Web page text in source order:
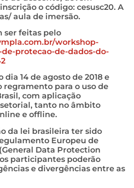
o código: cesusc20. A
aula de imersão.
ser feitas pelo
workshop-
protecao-de-dados-do-
dia 14 de agosto de 2018 e
regramento para o uso de
com aplicação
tanto no âmbito
e offline.
da lei brasileira ter sido
Europeu de
Data Protection
participantes poderão
e divergências entre as